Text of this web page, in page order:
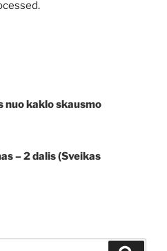
nuo kaklo skausmo
– 2 dalis (Sveikas